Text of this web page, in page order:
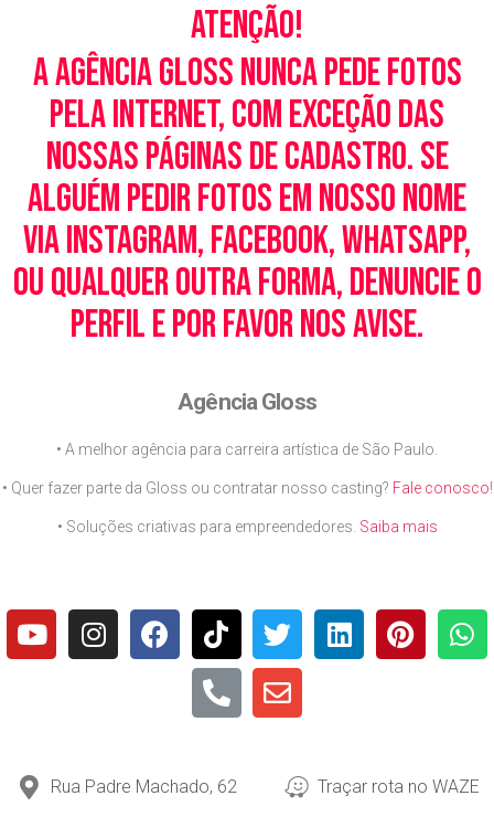
Atenção!
A Agência Gloss nunca pede fotos
pela Internet, com exceção das
nossas páginas de cadastro. Se
alguém pedir fotos em nosso nome
via Instagram, Facebook, WhatsApp,
ou qualquer outra forma, denuncie o
perfil e por favor nos avise.
Agência Gloss
• A melhor agência para carreira artística de São Paulo.
• Quer fazer parte da Gloss ou contratar nosso casting? Fale conosco!
• Soluções criativas para empreendedores. Saiba mais
Rua Padre Machado, 62 Traçar rota no WAZE